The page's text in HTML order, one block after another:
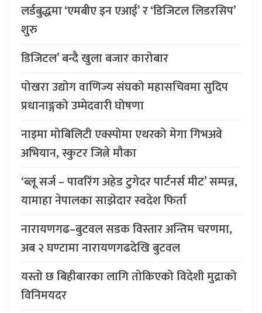
लर्डबुद्धमा ‘एमबीए इन एआई’ र ‘डिजिटल लिडरसिप’
शुरु
डिजिटल’ बन्दै खुला बजार कारोबार
पोखरा उद्योग वाणिज्य संघको महासचिवमा सुदिप
प्रधानाङ्गको उम्मेदवारी घोषणा
नाइमा मोबिलिटी एक्स्पोमा एथरको मेगा गिभअवे
अभियान, स्कुटर जित्ने मौका
‘ब्लू सर्ज – पावरिंग अहेड टुगेदर पार्टनर्स मीट’ सम्पन्न,
यामाहा नेपालका साझेदार स्वदेश फिर्ता
नारायणगढ–बुटवल सडक विस्तार अन्तिम चरणमा,
अब २ घण्टामा नारायणगढदेखि बुटवल
यस्तो छ बिहीबारका लागि तोकिएको विदेशी मुद्राको
विनिमयदर